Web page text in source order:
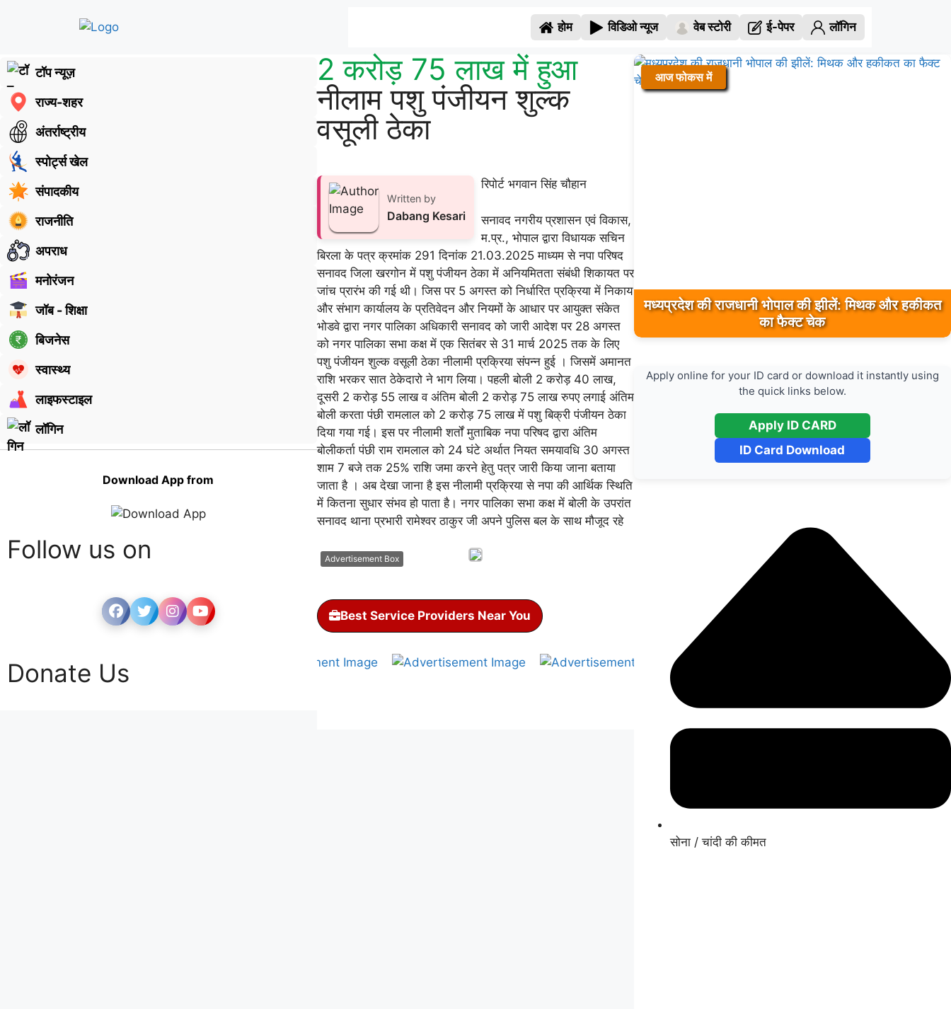
होम विडिओ न्यूज वेब स्टोरी ई-पेपर लॉगिन
टॉप न्यूज़
राज्य-शहर
अंतर्राष्ट्रीय
स्पोर्ट्स खेल
संपादकीय
राजनीति
अपराध
मनोरंजन
जॉब - शिक्षा
बिजनेस
स्वास्थ्य
लाइफस्टाइल
लॉगिन
Download App from
Follow us on
Donate Us
2 करोड़ 75 लाख में हुआ
नीलाम पशु पंजीयन शुल्क
वसूली ठेका
Written by
Dabang Kesari
रिपोर्ट भगवान सिंह चौहान
सनावद नगरीय प्रशासन एवं विकास,
म.प्र., भोपाल द्वारा विधायक सचिन
बिरला के पत्र क्रमांक 291 दिनांक 21.03.2025 माध्यम से नपा परिषद
सनावद जिला खरगोन में पशु पंजीयन ठेका में अनियमितता संबंधी शिकायत पर
जांच प्रारंभ की गई थी। जिस पर 5 अगस्त को निर्धारित प्रक्रिया में निकाय
और संभाग कार्यालय के प्रतिवेदन और नियमों के आधार पर आयुक्त संकेत
भोडवे द्वारा नगर पालिका अधिकारी सनावद को जारी आदेश पर 28 अगस्त
को नगर पालिका सभा कक्ष में एक सितंबर से 31 मार्च 2025 तक के लिए
पशु पंजीयन शुल्क वसूली ठेका नीलामी प्रक्रिया संपन्न हुई । जिसमें अमानत
राशि भरकर सात ठेकेदारो ने भाग लिया। पहली बोली 2 करोड़ 40 लाख,
दूसरी 2 करोड़ 55 लाख व अंतिम बोली 2 करोड़ 75 लाख रुपए लगाई अंतिम
बोली करता पंछी रामलाल को 2 करोड़ 75 लाख में पशु बिक्री पंजीयन ठेका
दिया गया गई। इस पर नीलामी शर्तों मुताबिक नपा परिषद द्वारा अंतिम
बोलीकर्ता पंछी राम रामलाल को 24 घंटे अर्थात नियत समयावधि 30 अगस्त
शाम 7 बजे तक 25% राशि जमा करने हेतु पत्र जारी किया जाना बताया
जाता है । अब देखा जाना है इस नीलामी प्रक्रिया से नपा की आर्थिक स्थिति
में कितना सुधार संभव हो पाता है। नगर पालिका सभा कक्ष में बोली के उपरांत
सनावद थाना प्रभारी रामेश्वर ठाकुर जी अपने पुलिस बल के साथ मौजूद रहे
Advertisement Box
Best Service Providers Near You
आज फोकस में
मध्यप्रदेश की राजधानी भोपाल की झीलें: मिथक और हकीकत
का फैक्ट चेक
Apply online for your ID card or download it instantly using
the quick links below.
Apply ID CARD
ID Card Download
सोना / चांदी की कीमत